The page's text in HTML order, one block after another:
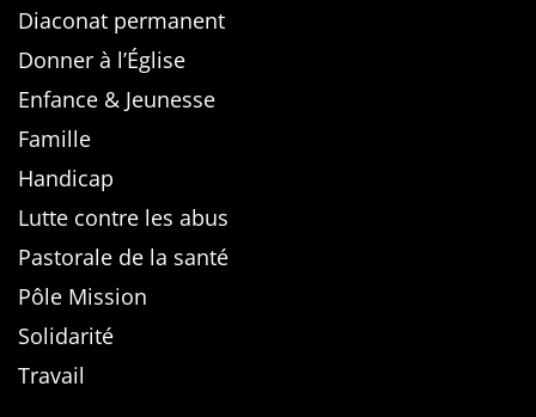
Diaconat permanent
Donner à l’Église
Enfance & Jeunesse
Famille
Handicap
Lutte contre les abus
Pastorale de la santé
Pôle Mission
Solidarité
Travail